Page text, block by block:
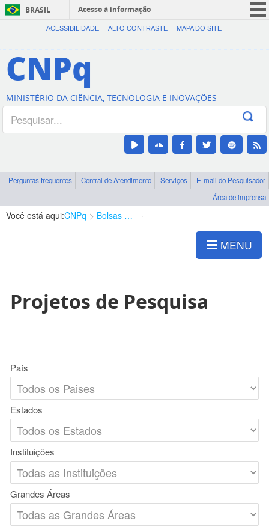
BRASIL
Acesso à informação
CORONAVÍRUS (COVID-19)
Canais
ACESSIBILIDADE ALTO CONTRASTE MAPA DO SITE
CNPq
MINISTÉRIO DA CIÊNCIA, TECNOLOGIA E INOVAÇÕES
Perguntas frequentes Central de Atendimento Serviços
E-mail do Pesquisador
Área de imprensa
Você está aqui:CNPq Bolsas e Auxílios Vigentes
MENU
Projetos de Pesquisa
País
Estados
Instituições
Grandes Áreas